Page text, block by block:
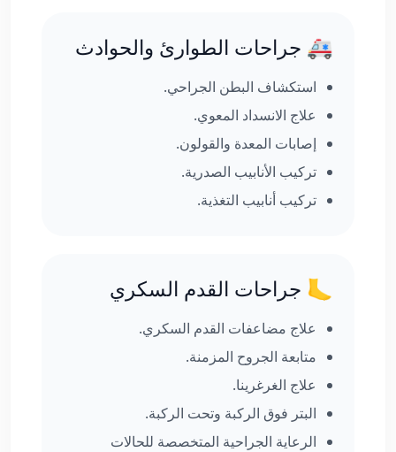
🚑 جراحات الطوارئ والحوادث
استكشاف البطن الجراحي.
علاج الانسداد المعوي.
إصابات المعدة والقولون.
تركيب الأنابيب الصدرية.
تركيب أنابيب التغذية.
🦶 جراحات القدم السكري
علاج مضاعفات القدم السكري.
متابعة الجروح المزمنة.
علاج الغرغرينا.
البتر فوق الركبة وتحت الركبة.
الرعاية الجراحية المتخصصة للحالات